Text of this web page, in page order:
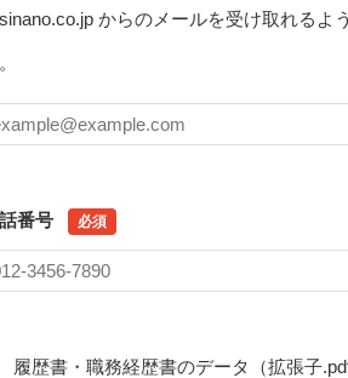
からのメールを受け取れるよ
番号 必須
履歴書・職務経歴書のデータ（拡張子